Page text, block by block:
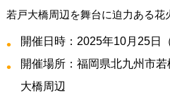
若戸大橋周辺を舞台に迫力ある花
開催日時：2025年10月25日
開催場所：福岡県北九州市
大橋周辺